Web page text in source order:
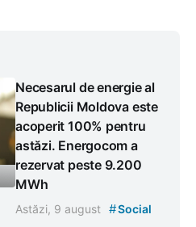
Necesarul de energie al
Republicii Moldova este
acoperit 100% pentru
astăzi. Energocom a
rezervat peste 9.200
MWh
Astăzi, 9 august #Social